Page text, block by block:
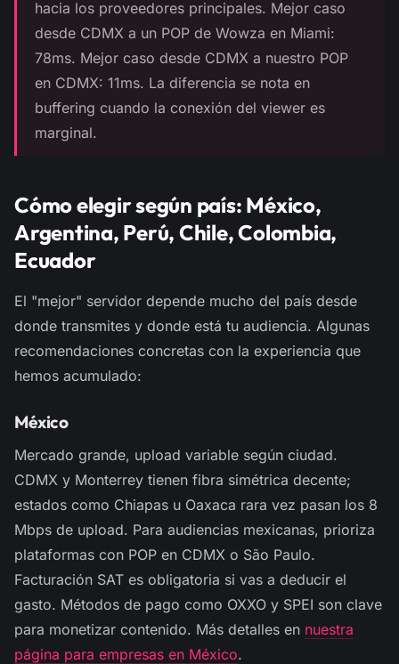
hacia los proveedores principales. Mejor caso
desde CDMX a un POP de Wowza en Miami:
78ms. Mejor caso desde CDMX a nuestro POP
en CDMX: 11ms. La diferencia se nota en
buffering cuando la conexión del viewer es
marginal.
Cómo elegir según país: México,
Argentina, Perú, Chile, Colombia,
Ecuador
El "mejor" servidor depende mucho del país desde
donde transmites y donde está tu audiencia. Algunas
recomendaciones concretas con la experiencia que
hemos acumulado:
México
Mercado grande, upload variable según ciudad.
CDMX y Monterrey tienen fibra simétrica decente;
estados como Chiapas u Oaxaca rara vez pasan los 8
Mbps de upload. Para audiencias mexicanas, prioriza
plataformas con POP en CDMX o São Paulo.
Facturación SAT es obligatoria si vas a deducir el
gasto. Métodos de pago como OXXO y SPEI son clave
para monetizar contenido. Más detalles en nuestra
página para empresas en México.